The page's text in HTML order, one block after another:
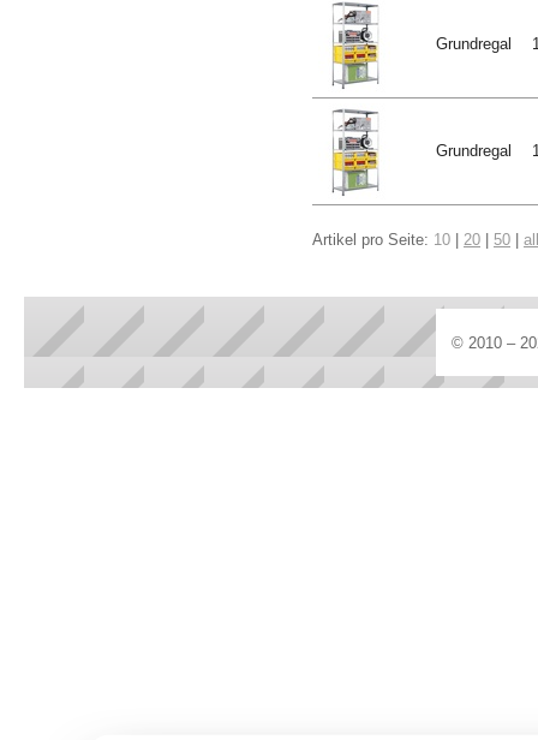
Grundregal
Grundregal
Artikel pro Seite: 10 20 50 all
© 2010 –